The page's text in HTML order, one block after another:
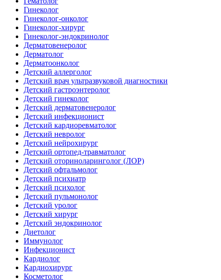
Гинеколог
Гинеколог-онколог
Гинеколог-хирург
Гинеколог-эндокринолог
Дерматовенеролог
Дерматолог
Дерматоонколог
Детский аллерголог
Детский врач ультразвуковой диагностики
Детский гастроэнтеролог
Детский гинеколог
Детский дерматовенеролог
Детский инфекционист
Детский кардиоревматолог
Детский невролог
Детский нейрохирург
Детский ортопед-травматолог
Детский оториноларинголог (ЛОР)
Детский офтальмолог
Детский психиатр
Детский психолог
Детский пульмонолог
Детский уролог
Детский хирург
Детский эндокринолог
Диетолог
Иммунолог
Инфекционист
Кардиолог
Кардиохирург
Косметолог